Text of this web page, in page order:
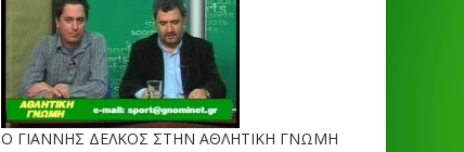
Ο ΓΙΑΝΝΗΣ ΔΕΛΚΟΣ ΣΤΗΝ ΑΘΛΗΤΙΚΗ ΓΝΩΜΗ